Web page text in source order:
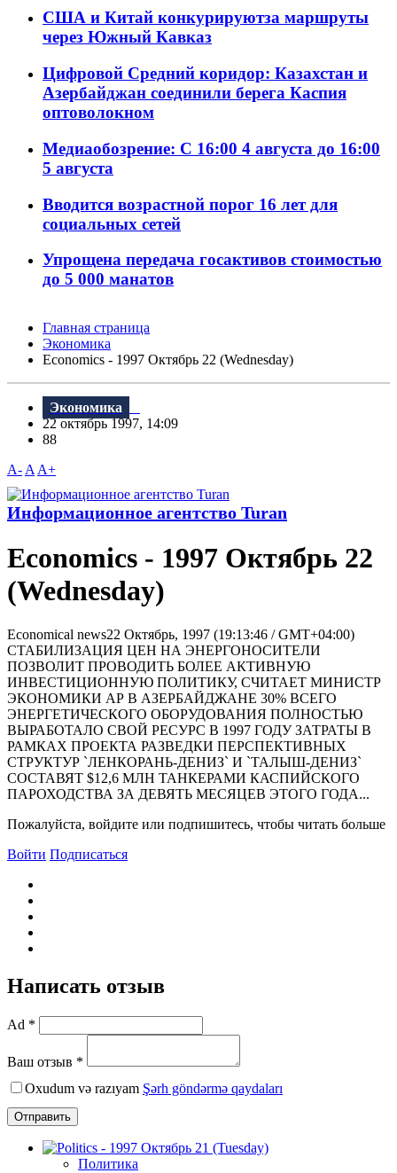
США и Китай конкурируютза маршруты
через Южный Кавказ
Цифровой Средний коридор: Казахстан и
Азербайджан соединили берега Каспия
оптоволокном
Медиаобозрение: С 16:00 4 августа до 16:00
5 августа
Вводится возрастной порог 16 лет для
социальных сетей
Упрощена передача госактивов стоимостью
до 5 000 манатов
Главная страница
Экономика
Economics - 1997 Октябрь 22 (Wednesday)
Экономика
22 октябрь 1997, 14:09
88
A- A A+
Информационное агентство Turan
Economics - 1997 Октябрь 22
(Wednesday)
Economical news22 Октябрь, 1997 (19:13:46 / GMT+04:00)
СТАБИЛИЗАЦИЯ ЦЕH HА ЭHЕРГОHОСИТЕЛИ
ПОЗВОЛИТ ПРОВОДИТЬ БОЛЕЕ АКТИВHУЮ
ИHВЕСТИЦИОHHУЮ ПОЛИТИКУ, СЧИТАЕТ МИНИСТР
ЭКОНОМИКИ АР В АЗЕРБАЙДЖАHЕ 30% ВСЕГО
ЭHЕРГЕТИЧЕСКОГО ОБОРУДОВАHИЯ ПОЛHОСТЬЮ
ВЫРАБОТАЛО СВОЙ РЕСУРС В 1997 ГОДУ ЗАТРАТЫ В
РАМКАХ ПРОЕКТА РАЗВЕДКИ ПЕРСПЕКТИВHЫХ
СТРУКТУР `ЛЕHКОРАHЬ-ДЕHИЗ` И `ТАЛЫШ-ДЕHИЗ`
СОСТАВЯТ $12,6 МЛH ТАHКЕРАМИ КАСПИЙСКОГО
ПАРОХОДСТВА ЗА ДЕВЯТЬ МЕСЯЦЕВ ЭТОГО ГОДА...
Пожалуйста, войдите или подпишитесь, чтобы читать больше
Войти Подписаться
Написать отзыв
Ad *
Ваш отзыв *
Oxudum və razıyam Şərh göndərmə qaydaları
Отправить
Политика